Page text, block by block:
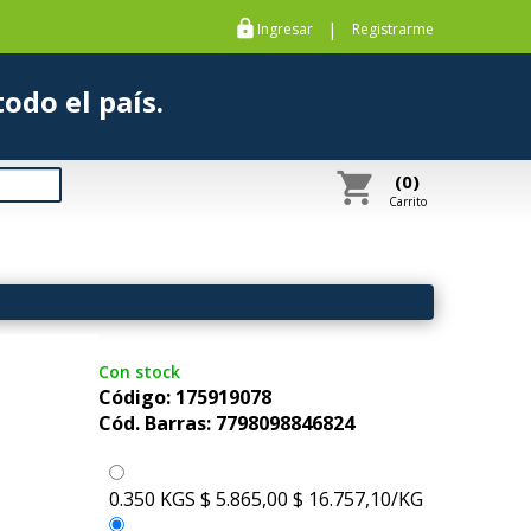
https Ingresar | Registrarme
a todo el país.
shopping_cart (0)
Carrito
Con stock
Código: 175919078
Cód. Barras: 7798098846824
0.350 KGS $ 5.865,00 $ 16.757,10/KG